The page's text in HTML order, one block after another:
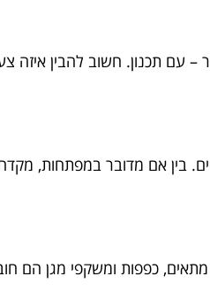
– עם תכנון. חשוב להבין איזה
בין אם מדובר במפתחות,
כפפות ומשקפי מגן הם